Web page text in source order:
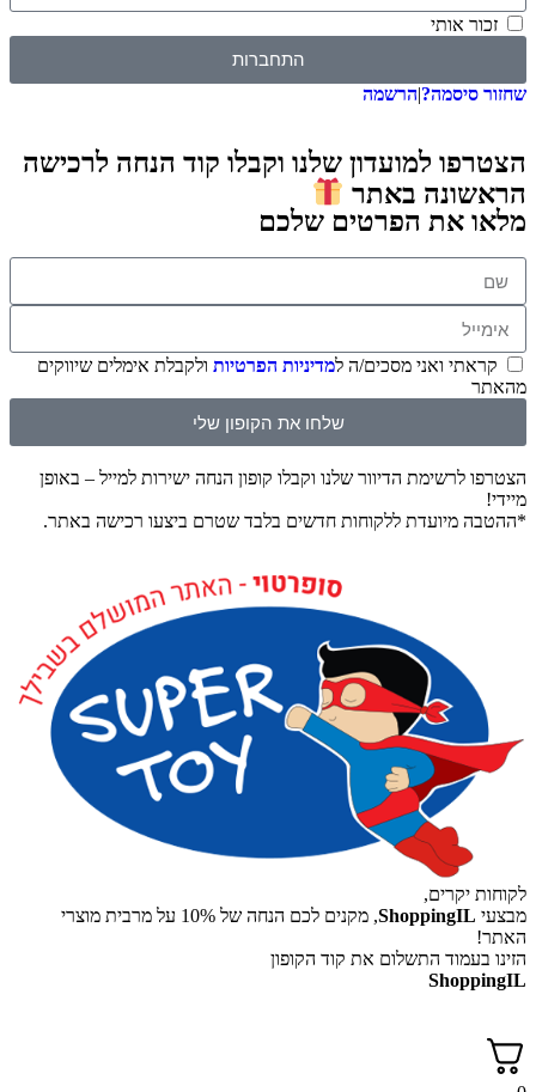
זכור אותי
התחברות
שחזור סיסמה?|הרשמה
הצטרפו למועדון שלנו וקבלו קוד הנחה לרכישה
הראשונה באתר
מלאו את הפרטים שלכם
קראתי ואני מסכים/ה למדיניות הפרטיות ולקבלת אימלים שיווקים
מהאתר
שלחו את הקופון שלי
הצטרפו לרשימת הדיוור שלנו וקבלו קופון הנחה ישירות למייל – באופן
מיידי!
*ההטבה מיועדת ללקוחות חדשים בלבד שטרם ביצעו רכישה באתר.
לקוחות יקרים,
מבצעי ShoppingIL
, מקנים לכם הנחה של 10% על מרבית מוצרי
האתר!
הזינו בעמוד התשלום את קוד הקופון
ShoppingIL